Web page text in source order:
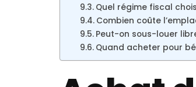
Quel régime fiscal
Combien coûte
Peut-on sous-louer
Quand acheter pour